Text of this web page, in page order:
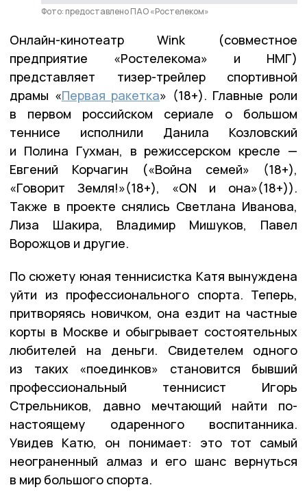
Фото: предоставлено ПАО «Ростелеком»
Онлайн-кинотеатр Wink (совместное
предприятие «Ростелекома» и НМГ)
представляет тизер-трейлер спортивной
драмы «Первая ракетка» (18+). Главные роли
в первом российском сериале о большом
теннисе исполнили Данила Козловский
и Полина Гухман, в режиссерском кресле —
Евгений Корчагин («Война семей» (18+),
«Говорит Земля!»(18+), «ON и она»(18+)).
Также в проекте снялись Светлана Иванова,
Лиза Шакира, Владимир Мишуков, Павел
Ворожцов и другие.
По сюжету юная теннисистка Катя вынуждена
уйти из профессионального спорта. Теперь,
притворяясь новичком, она ездит на частные
корты в Москве и обыгрывает состоятельных
любителей на деньги. Свидетелем одного
из таких «поединков» становится бывший
профессиональный теннисист Игорь
Стрельников, давно мечтающий найти по-
настоящему одаренного воспитанника.
Увидев Катю, он понимает: это тот самый
неограненный алмаз и его шанс вернуться
в мир большого спорта.